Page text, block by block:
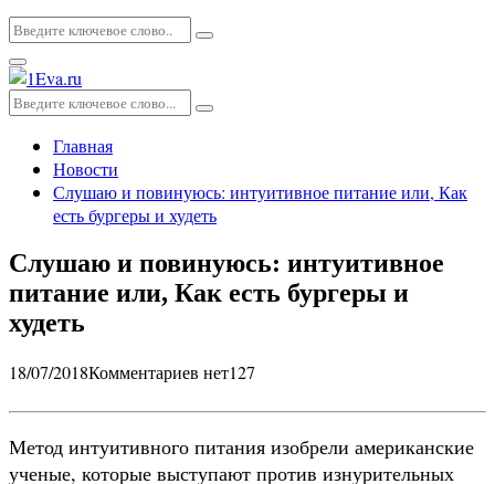
Искать:
Поиск
Основное
меню
Искать:
Поиск
Главная
Новости
Слушаю и повинуюсь: интуитивное питание или, Как
есть бургеры и худеть
Слушаю и повинуюсь: интуитивное
питание или, Как есть бургеры и
худеть
18/07/2018Комментариев нет127
Метод интуитивного питания изобрели американские
ученые, которые выступают против изнурительных